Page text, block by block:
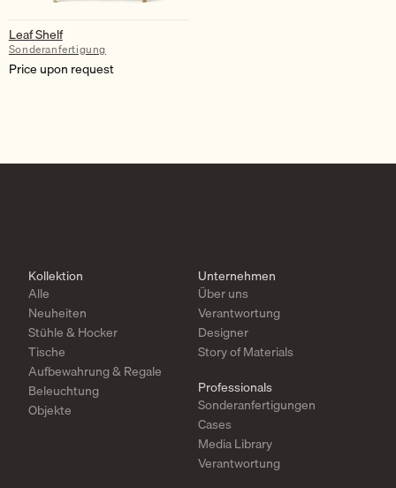
Leaf Shelf
Sonderanfertigung
Price upon request
Kollektion
Alle
Neuheiten
Stühle & Hocker
Tische
Aufbewahrung & Regale
Beleuchtung
Objekte
Unternehmen
Über uns
Verantwortung
Designer
Story of Materials
Professionals
Sonderanfertigungen
Cases
Media Library
Verantwortung